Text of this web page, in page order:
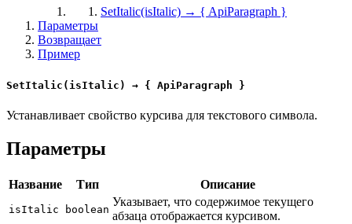
SetItalic(isItalic) → { ApiParagraph }
Параметры
Возвращает
Пример
SetItalic(isItalic) → { ApiParagraph }
Устанавливает свойство курсива для текстового символа.
Параметры
Название Тип Описание
isItalic boolean
Указывает, что содержимое текущего
абзаца отображается курсивом.